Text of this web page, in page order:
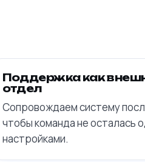
Поддержка как
отдел
Сопровождаем систему
чтобы команда не осталась
настройками.